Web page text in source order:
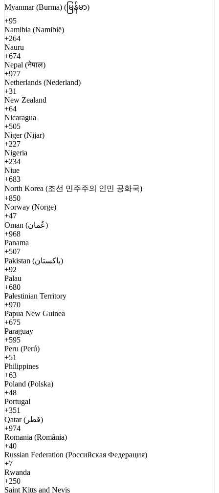
Myanmar (Burma) (မြန်မာ)
+95
Namibia (Namibië)
+264
Nauru
+674
Nepal (नेपाल)
+977
Netherlands (Nederland)
+31
New Zealand
+64
Nicaragua
+505
Niger (Nijar)
+227
Nigeria
+234
Niue
+683
North Korea (조선 민주주의 인민 공화국)
+850
Norway (Norge)
+47
Oman (عُمان)
+968
Panama
+507
Pakistan (پاکستان)
+92
Palau
+680
Palestinian Territory
+970
Papua New Guinea
+675
Paraguay
+595
Peru (Perú)
+51
Philippines
+63
Poland (Polska)
+48
Portugal
+351
Qatar (قطر)
+974
Romania (România)
+40
Russian Federation (Российская Федерация)
+7
Rwanda
+250
Saint Kitts and Nevis